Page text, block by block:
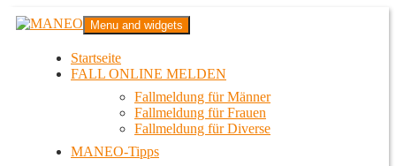
Zum
InhaltMANEO
Das schwule Anti-Gewalt-Projekt in Berlin
Menu and widgets
Startseite
FALL ONLINE MELDEN
Fallmeldung für Männer
Fallmeldung für Frauen
Fallmeldung für Diverse
MANEO-Tipps